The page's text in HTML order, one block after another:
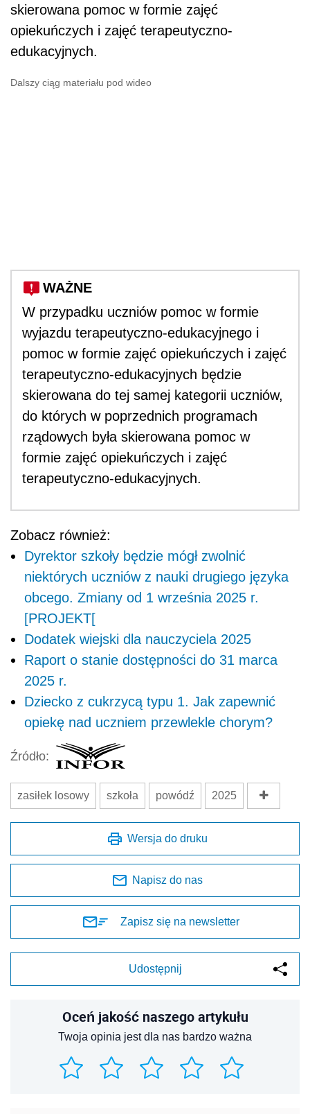
skierowana pomoc w formie zajęć
opiekuńczych i zajęć terapeutyczno-
edukacyjnych.
Dalszy ciąg materiału pod wideo
WAŻNE
W przypadku uczniów pomoc w formie
wyjazdu terapeutyczno-edukacyjnego i
pomoc w formie zajęć opiekuńczych i zajęć
terapeutyczno-edukacyjnych będzie
skierowana do tej samej kategorii uczniów,
do których w poprzednich programach
rządowych była skierowana pomoc w
formie zajęć opiekuńczych i zajęć
terapeutyczno-edukacyjnych.
Zobacz również:
Dyrektor szkoły będzie mógł zwolnić
niektórych uczniów z nauki drugiego języka
obcego. Zmiany od 1 września 2025 r.
[PROJEKT[
Dodatek wiejski dla nauczyciela 2025
Raport o stanie dostępności do 31 marca
2025 r.
Dziecko z cukrzycą typu 1. Jak zapewnić
opiekę nad uczniem przewlekle chorym?
Źródło:
zasiłek losowy szkoła powódź 2025
Wersja do druku
Napisz do nas
Zapisz się na newsletter
Udostępnij
Oceń jakość naszego artykułu
Twoja opinia jest dla nas bardzo ważna